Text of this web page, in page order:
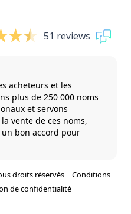
51 reviews
acheteurs et les
plus de 250 000 noms
et servons
vente de ces noms,
bon accord pour
droits réservés | Conditions
de confidentialité